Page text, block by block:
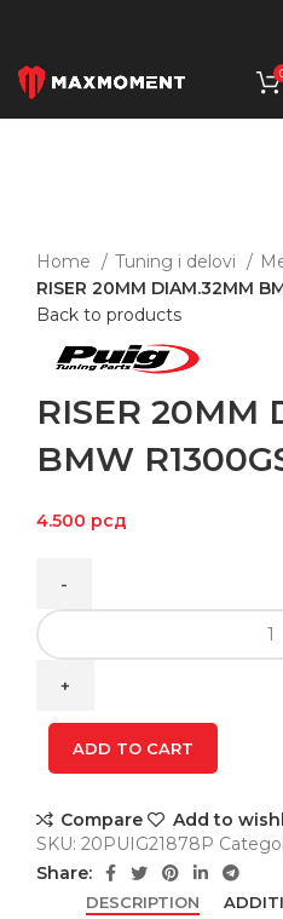
Home Tuning i delovi
RISER 20MM DIAM.32MM
Back to products
RISER 20MM
BMW
4.500 рсд
RISER
20MM
R1300GS
21878PADD TO CART
Compare
Add to
SKU: 20PUIG21878P
Share:
DESCRIPTION